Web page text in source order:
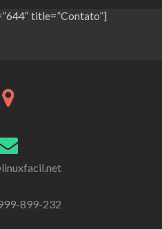
title=”Contato”]
899-232